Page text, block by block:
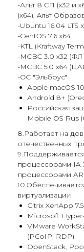
-Альт 8 СП (х32 и
(х64), Альт
-Ubuntu 16.04 LTS
-CentOS 7.6 x64
-KTL (Kraftway
-MCBC 3.0 x32
-MCBC 5.0 x64
-ОС "Эльбрус"
Apple macOS
Android 8+
Российская
Mobile OS Rus
8.Работает на
отечественных
процессорами IA-
процессорами
виртуализации
Citrix XenApp
Microsoft
VMware
(PCoIP, RDP)
OpenStack,